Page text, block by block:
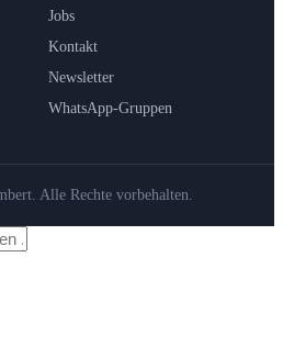
Jobs
Kontakt
Newsletter
WhatsApp-Gruppen
Alle Rechte vorbehalten.